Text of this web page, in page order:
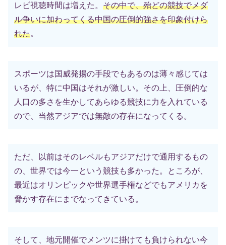
レビ視聴時間は増えた。 その中で、殆どの競技でメダ
ル争いに加わってくる中国の圧倒的強さを印象付けら
れた。
スポーツは国威発揚の手段でもあるのは薄々感じては
いるが、特に中国はそれが激しい。その上、圧倒的な
人口の多さを生かしてあらゆる競技に力を入れている
ので、当然アジアでは無敵の存在になってくる。
ただ、以前はそのレベルもアジアだけで通用するもの
の、世界では今一という競技も多かった。ところが、
最近はオリンピックや世界選手権などでもアメリカを
脅かす存在にまでなってきている。
そして、地元開催でメンツに掛けても負けられない今